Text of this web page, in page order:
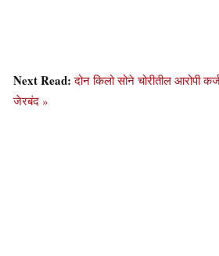
Next Read:दोन किलो सोने चोरीतील आरोपी
जेरबंद »